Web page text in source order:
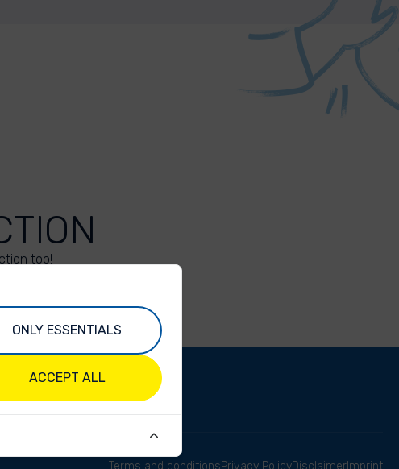
too!
Terms and conditionsPrivacy PolicyDisclaimer Imprint
ONLY ESSENTIALS
ACCEPT ALL